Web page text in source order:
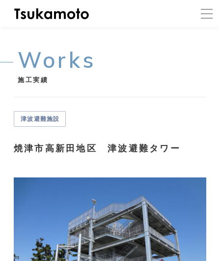
Works
施工実績
津波避難施設
焼津市高新田地区 津波避難タワー